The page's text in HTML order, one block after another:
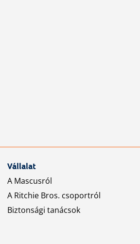
Vállalat
A Mascusról
A Ritchie Bros. csoportról
Biztonsági tanácsok